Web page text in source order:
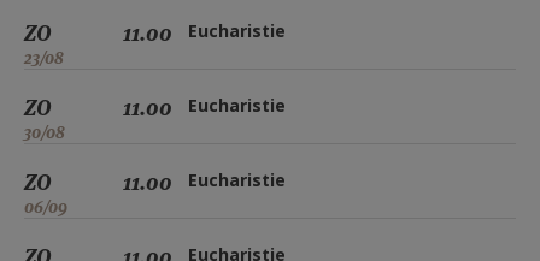
ZO
23/08
11.00 Eucharistie
ZO
30/08
11.00 Eucharistie
ZO
06/09
11.00 Eucharistie
Eucharistie